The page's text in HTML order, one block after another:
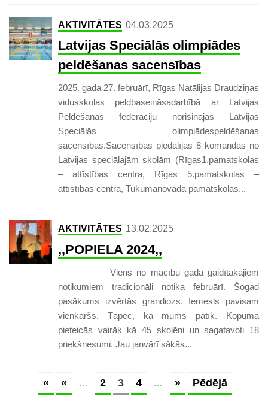
AKTIVITĀTES 04.03.2025
Latvijas Speciālās olimpiādes
peldēšanas sacensības
2025. gada 27. februārī, Rīgas Natālijas Draudziņas
vidusskolas peldbaseināsadarbībā ar Latvijas
Peldēšanas federāciju norisinājās Latvijas
Speciālās olimpiādespeldēšanas
sacensības.Sacensībās piedalījās 8 komandas no
Latvijas speciālajām skolām (Rīgas1.pamatskolas
– attīstības centra, Rīgas 5.pamatskolas –
attīstības centra, Tukumanovada pamatskolas...
AKTIVITĀTES 13.02.2025
,,POPIELA 2024,,
Viens no mācību gada gaidītākajiem
notikumiem tradicionāli notika februārī. Šogad
pasākums izvērtās grandiozs. Iemesls pavisam
vienkāršs. Tāpēc, ka mums patīk. Kopumā
pieteicās vairāk kā 45 skolēni un sagatavoti 18
priekšnesumi. Jau janvārī sākās...
« « ... 2 3 4 ... » Pēdējā